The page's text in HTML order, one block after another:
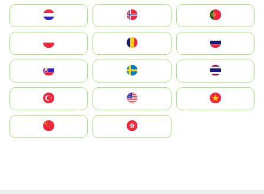
United States
中國香港特別行政區